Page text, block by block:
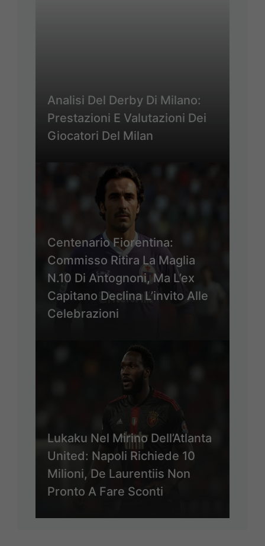
Analisi Del Derby Di Milano:
Prestazioni E Valutazioni Dei
Giocatori Del Milan
Centenario Fiorentina:
Commisso Ritira La Maglia
N.10 Di Antognoni, Ma L’ex
Capitano Declina L’invito Alle
Celebrazioni
Lukaku Nel Mirino Dell’Atlanta
United: Napoli Richiede 10
Milioni, De Laurentiis Non
Pronto A Fare Sconti